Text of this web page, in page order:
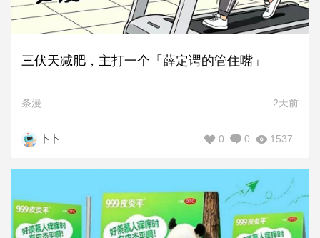
三伏天减肥，主打一个「薛定谔的管住嘴」
条漫 2天前
卜卜 1537
0
0